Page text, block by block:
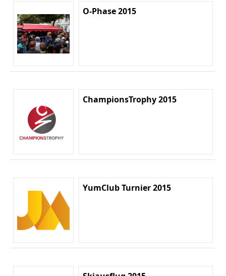
O-Phase 2015
ChampionsTrophy 2015
YumClub Turnier 2015